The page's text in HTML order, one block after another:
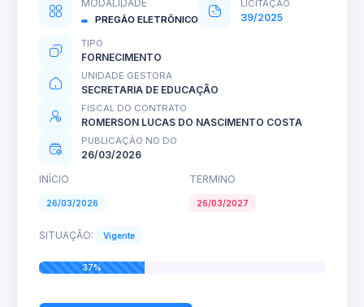
MODALIDADE
PREGÃO ELETRÔNICO
LICITAÇÃO
39/2025
TIPO
FORNECIMENTO
UNIDADE GESTORA
SECRETARIA DE EDUCAÇÃO
FISCAL DO CONTRATO
ROMERSON LUCAS DO NASCIMENTO COSTA
PUBLICAÇÃO NO DO
26/03/2026
INÍCIO
TERMINO
26/03/2026 26/03/2027
SITUAÇÃO: Vigente
37%